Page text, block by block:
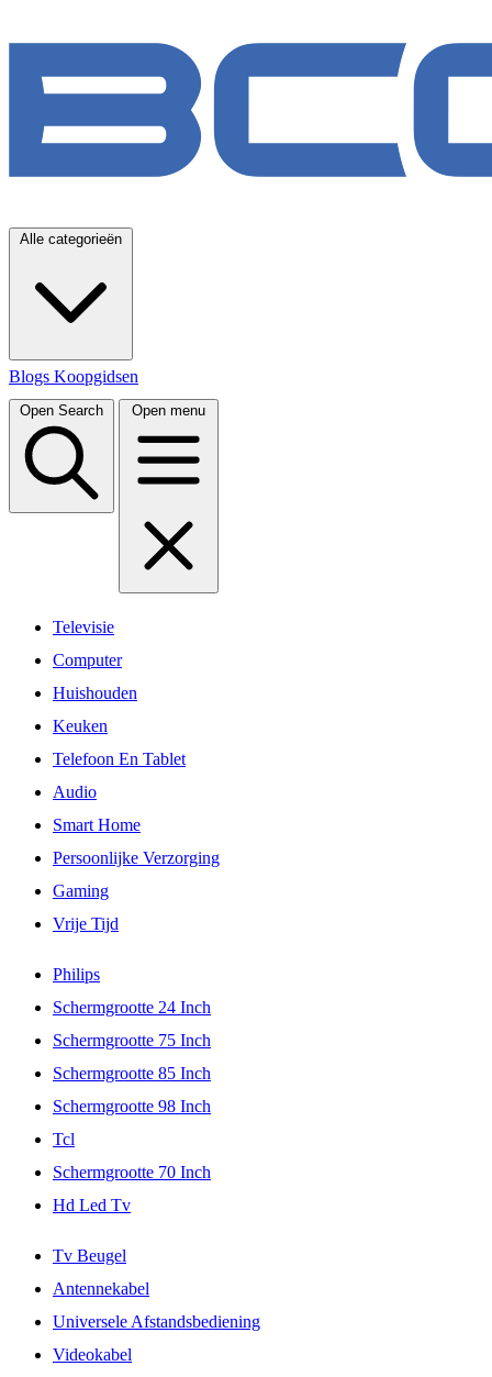
Alle categorieën
Blogs Koopgidsen
Open Search Open menu
Televisie
Computer
Huishouden
Keuken
Telefoon En Tablet
Audio
Smart Home
Persoonlijke Verzorging
Gaming
Vrije Tijd
Philips
Schermgrootte 24 Inch
Schermgrootte 75 Inch
Schermgrootte 85 Inch
Schermgrootte 98 Inch
Tcl
Schermgrootte 70 Inch
Hd Led Tv
Tv Beugel
Antennekabel
Universele Afstandsbediening
Videokabel